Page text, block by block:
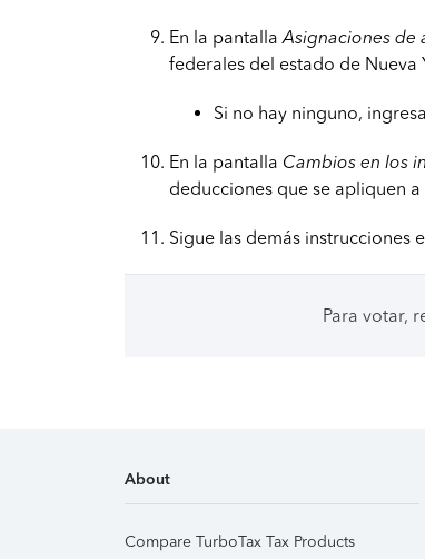
En la pantallaAsignaciones de
federales del estado de Nueva
Si no hay ninguno, ingresa
En la pantalla Cambios en los
deducciones que se apliquen
Sigue las demás instrucciones
Para votar,
About
Compare TurboTax Tax Products